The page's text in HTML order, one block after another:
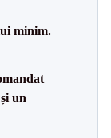
minim.
un